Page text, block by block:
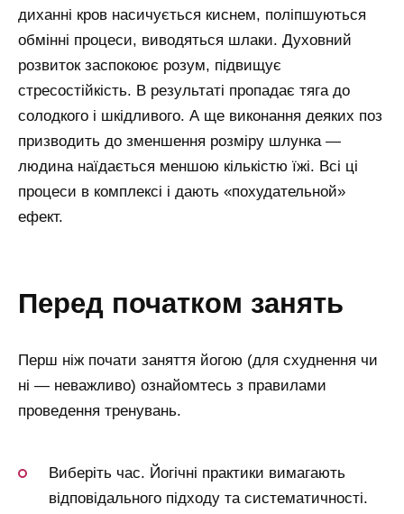
диханні кров насичується киснем, поліпшуються
обмінні процеси, виводяться шлаки. Духовний
розвиток заспокоює розум, підвищує
стресостійкість. В результаті пропадає тяга до
солодкого і шкідливого. А ще виконання деяких поз
призводить до зменшення розміру шлунка —
людина наїдається меншою кількістю їжі. Всі ці
процеси в комплексі і дають «похудательной»
ефект.
перед початком занять
Перш ніж почати заняття йогою (для схуднення чи
ні — неважливо) ознайомтесь з правилами
проведення тренувань.
Виберіть час. Йогічні практики вимагають
відповідального підходу та систематичності.